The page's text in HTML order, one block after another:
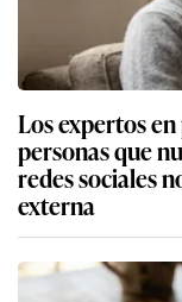
Los expertos
personas que
redes sociales
externa